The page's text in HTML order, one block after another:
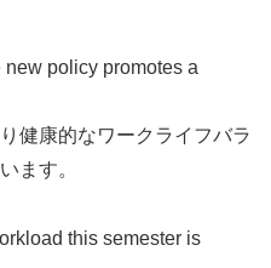
policy promotes a
健康的なワークライフバラ
ます。
this semester is